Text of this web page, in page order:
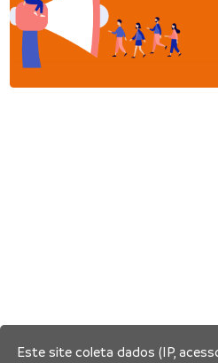
Este site coleta dados (IP,